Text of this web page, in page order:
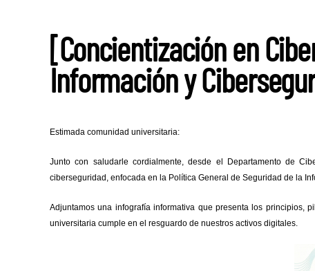
[Concientización en
Información y
Estimada comunidad universitaria:
Junto con saludarle cordialmente, desde el Departamento de
ciberseguridad, enfocada en la Política General de Seguridad de la
Adjuntamos una infografía informativa que presenta los principios,
universitaria cumple en el resguardo de nuestros activos digitales.